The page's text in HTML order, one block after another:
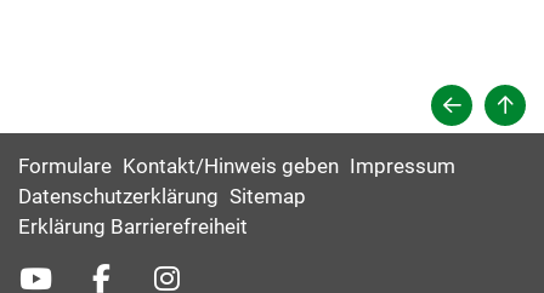
Formulare Kontakt/Hinweis geben Impressum
Datenschutzerklärung Sitemap
Erklärung Barrierefreiheit